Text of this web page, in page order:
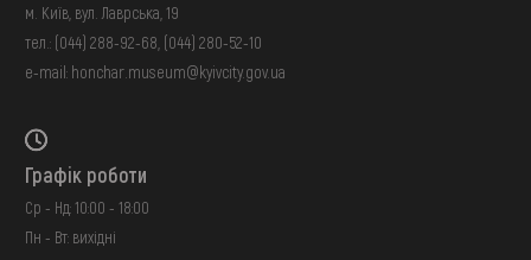
м. Київ, вул. Лаврська, 19
тел.: (044) 288-92-68 (044) 280-52-10
e-mail: honchar.museum@kyivcity.gov.ua
Графік роботи
Ср - Нд: 10:00 - 18:00
Пн - Вт: вихідні